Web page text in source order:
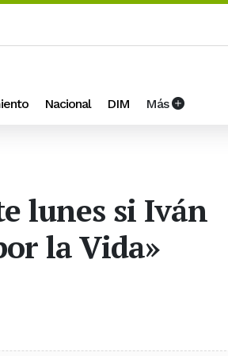
Nacional DIM Más
lunes si Iván
la Vida»